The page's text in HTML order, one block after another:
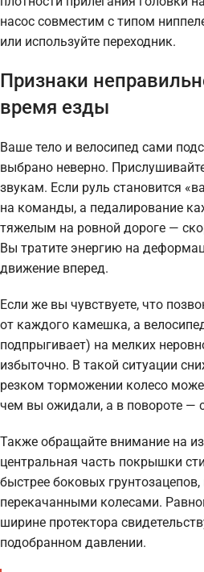
насос совместим с типом
или используйте переходник.
Признаки
время езды
Ваше тело и велосипед сами
выбрано неверно.
звукам. Если руль становится
на команды, а педалирование
тяжелым на ровной дороге —
Вы тратите энергию на
движение вперед.
Если же вы чувствуете, что
от каждого камешка, а
подпрыгивает) на мелких
избыточно. В такой ситуации
резком торможении колесо
чем вы ожидали, а в повороте —
Также обращайте внимание на
центральная часть покрышки
быстрее боковых
перекачанными колесами.
ширине протектора
подобранном давлении.